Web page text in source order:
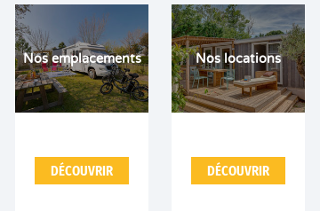
Nos emplacements
DÉCOUVRIR
Nos locations
DÉCOUVRIR